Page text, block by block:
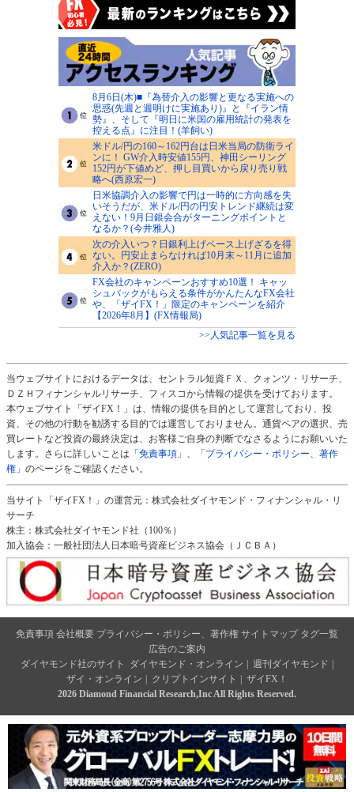
8月6日(木)■『為替介入の影響と更なる実施への
思惑(先週と週明けに実施あり)』と『イラン情
勢』、そして『明日に米国の雇用統計の発表を
控える点』に注目！(羊飼い)
米ドル/円の160～162円台は日米当局の防衛ライ
ンに！ GW介入時安値155円、神田シーリング
152円が下値めど、押し目買いから戻り売り戦
略へ(西原宏一)
日米協調介入の影響で円は一時的に方向感を失
いそうだが、米ドル/円の円安トレンド継続は変
えない！9月日銀会合がターニングポイントと
なるか？(今井雅人)
次の介入いつ？日銀利上げペース上げざるを得
ない。円安止まらなければ10月末～11月に追加
介入か？(ZERO)
FX会社のキャンペーンおすすめ10選！ キャッ
シュバックがもらえる条件がかんたんなFX会社
や、「ザイFX！」限定のキャンペーンを紹介
【2026年8月】(FX情報局)
>>人気記事一覧を見る
当ウェブサイトにおけるデータは、セントラル短資ＦＸ、クォンツ・リサーチ、
ＤＺＨフィナンシャルリサーチ、フィスコから情報の提供を受けております。
本ウェブサイト「ザイFX！」は、情報の提供を目的として運営しており、投
資、その他の行動を勧誘する目的では運営しておりません。通貨ペアの選択、売
買レートなど投資の最終決定は、お客様ご自身の判断でなさるようにお願いいた
します。さらに詳しいことは 「免責事項」 、
「プライバシー・ポリシー、著作
権」 のページをご確認ください。
当サイト「ザイFX！」の運営元：株式会社ダイヤモンド・フィナンシャル・リ
サーチ
株主：株式会社ダイヤモンド社（100％）
加入協会：一般社団法人日本暗号資産ビジネス協会（ＪＣＢＡ）
免責事項 会社概要 プライバシー・ポリシー、著作権 サイトマップ タグ一覧
広告のご案内
ダイヤモンド社のサイト
ダイヤモンド・オンライン 週刊ダイヤモンド
ザイ・オンライン
クリプトインサイト
ザイFX！
2026 Diamond Financial Research,Inc All Rights Reserved.